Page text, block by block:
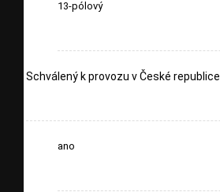
13-pólový
Schválený k provozu v České republice
ano